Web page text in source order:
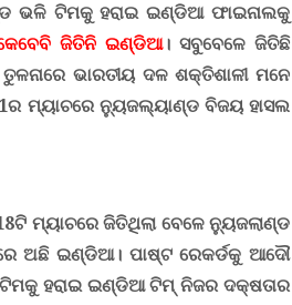
ଭଳି ଟିମକୁ ହରାଇ ଇଣ୍ଡିଆ ଫାଇନାଲକୁ
ଜିତିନି ଇଣ୍ଡିଆ।ସବୁବେଳେ ଜିତିଛି
ଭାରତୀୟ ଦଳ ଶକ୍ତିଶାଳୀ ମନେ
ମ୍ୟାଚରେ ନ୍ୟୁଜଲ୍ୟାଣ୍ଡ ବିଜୟ ହାସଲ
ମ୍ୟାଚରେ ଜିତିଥିଲା ବେଳେ ନ୍ୟୁଜଲାଣ୍ଡ
ଅଛି ଇଣ୍ଡିଆ। ପାଷ୍ଟ ରେକର୍ଡକୁ ଆଦୌ
ହରାଇ ଇଣ୍ଡିଆ ଟିମ୍ ନିଜର ଦକ୍ଷତାର